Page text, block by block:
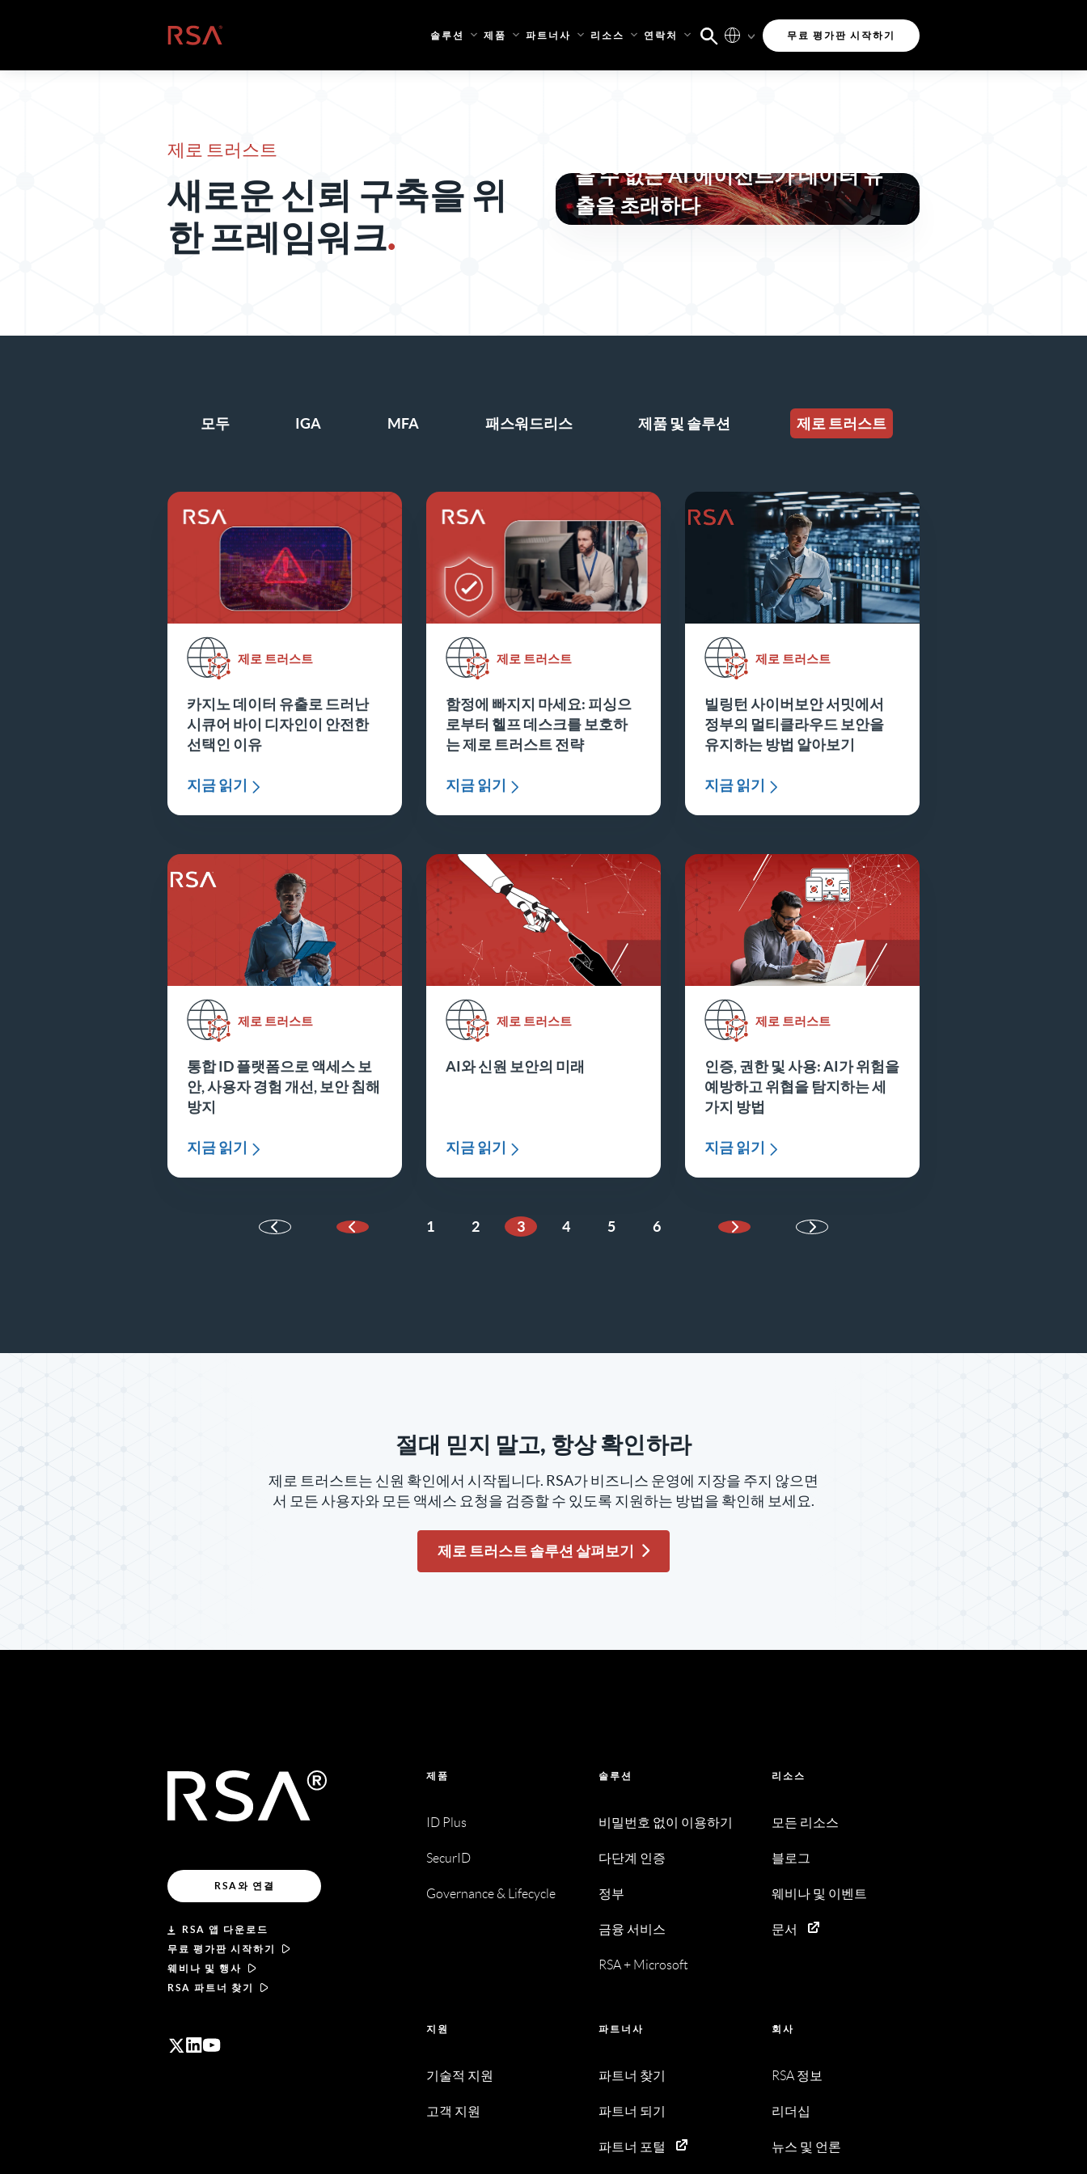
홈 솔루션 제품 파트너사 리소스 연락처 무료 평가판 시작하기
제로 트러스트
새로운신뢰 구축을 위
한 프레임워크.
을 수 없는 AI 에이전트가 데이터 유
출을 초래하다
모두 IGA MFA 패스워드리스 제품 및 솔루션 제로 트러스트
제로 트러스트
카지노 데이터 유출로 드러난
시큐어 바이 디자인이 안전한
선택인 이유
지금 읽기
제로 트러스트
함정에 빠지지 마세요: 피싱으
로부터 헬프 데스크를 보호하
는 제로 트러스트 전략
지금 읽기
제로 트러스트
빌링턴 사이버보안 서밋에서
정부의 멀티클라우드 보안을
유지하는 방법 알아보기
지금 읽기
제로 트러스트
통합 ID 플랫폼으로 액세스 보
안, 사용자 경험 개선, 보안 침해
방지
지금 읽기
제로 트러스트
AI와 신원 보안의 미래
지금 읽기
제로 트러스트
인증, 권한 및 사용: AI가 위험을
예방하고 위협을 탐지하는 세
가지 방법
지금 읽기
이전 페이지
1 2 3 4 5 6
다음 페이지
절대 믿지 말고, 항상 확인하라
제로 트러스트는 신원 확인에서 시작됩니다. RSA가 비즈니스 운영에 지장을 주지 않으면
서 모든 사용자와 모든 액세스 요청을 검증할 수 있도록 지원하는 방법을 확인해 보세요.
제로 트러스트 솔루션 살펴보기
RSA와 연결
RSA 앱 다운로드
무료 평가판 시작하기
웨비나 및 행사
RSA 파트너 찾기
제품
ID Plus
SecurID
Governance & Lifecycle
솔루션
비밀번호 없이 이용하기
다단계 인증
정부
금융 서비스
RSA + Microsoft
리소스
모든 리소스
블로그
웨비나 및 이벤트
문서
지원
기술적 지원
고객 지원
파트너사
파트너 찾기
파트너 되기
파트너 포털
회사
RSA 정보
리더십
뉴스 및 언론